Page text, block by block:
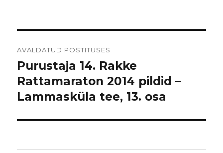
AVALDATUD POSTITUSES
Purustaja 14. Rakke
Rattamaraton 2014 pildid –
Lammasküla tee, 13. osa